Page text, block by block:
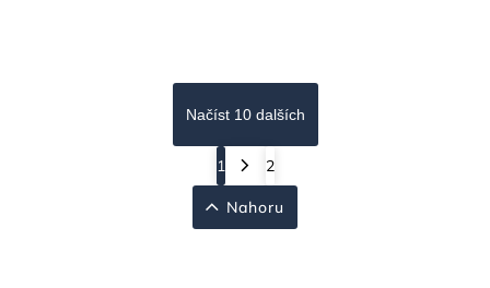
Načíst 10 dalších
1 2
Nahoru